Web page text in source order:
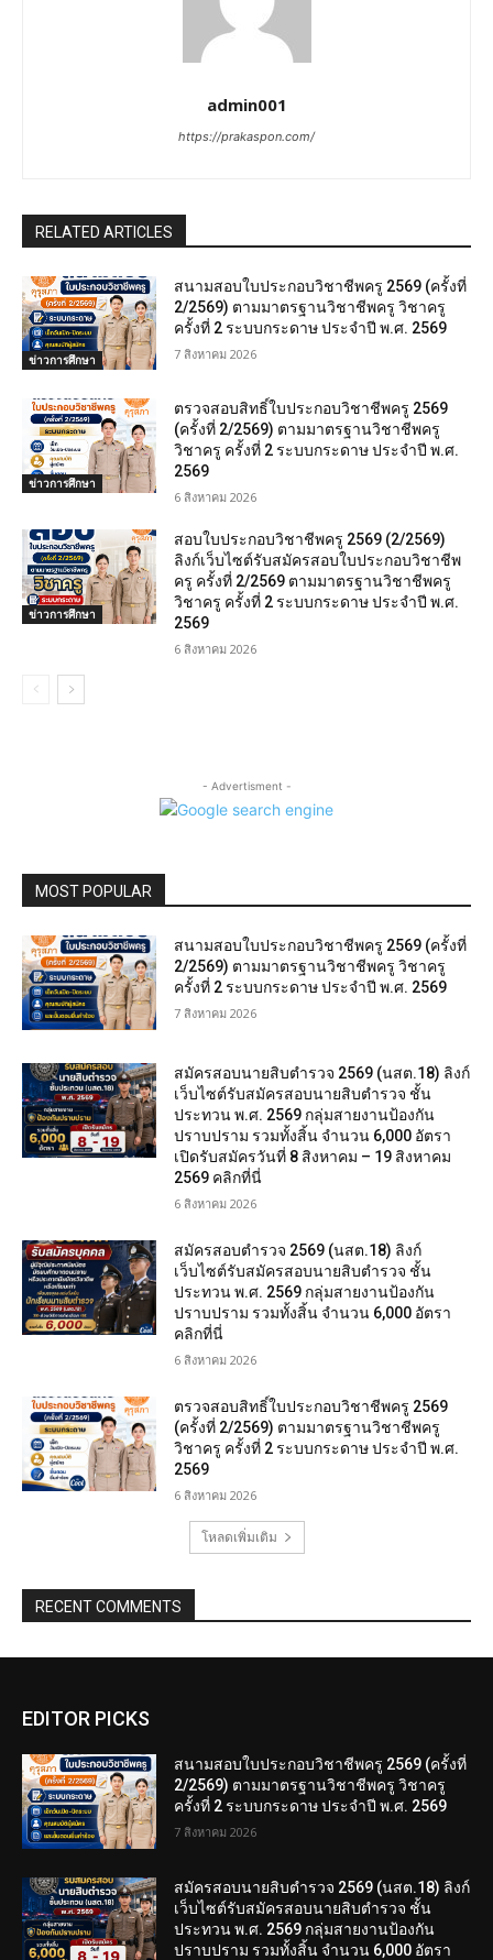
admin001
https://prakaspon.com/
RELATED ARTICLES
ข่าวการศึกษา
สนามสอบใบประกอบวิชาชีพครู 2569 (ครั้งที่
2/2569) ตามมาตรฐานวิชาชีพครู วิชาครู
ครั้งที่ 2 ระบบกระดาษ ประจำปี พ.ศ. 2569
7 สิงหาคม 2026
ข่าวการศึกษา
ตรวจสอบสิทธิ์ใบประกอบวิชาชีพครู 2569
(ครั้งที่ 2/2569) ตามมาตรฐานวิชาชีพครู
วิชาครู ครั้งที่ 2 ระบบกระดาษ ประจำปี พ.ศ.
2569
6 สิงหาคม 2026
ข่าวการศึกษา
สอบใบประกอบวิชาชีพครู 2569 (2/2569)
ลิงก์เว็บไซต์รับสมัครสอบใบประกอบวิชาชีพ
ครู ครั้งที่ 2/2569 ตามมาตรฐานวิชาชีพครู
วิชาครู ครั้งที่ 2 ระบบกระดาษ ประจำปี พ.ศ.
2569
6 สิงหาคม 2026
- Advertisment -
MOST POPULAR
สนามสอบใบประกอบวิชาชีพครู 2569 (ครั้งที่
2/2569) ตามมาตรฐานวิชาชีพครู วิชาครู
ครั้งที่ 2 ระบบกระดาษ ประจำปี พ.ศ. 2569
7 สิงหาคม 2026
สมัครสอบนายสิบตำรวจ 2569 (นสต.18) ลิงก์
เว็บไซต์รับสมัครสอบนายสิบตำรวจ ชั้น
ประทวน พ.ศ. 2569 กลุ่มสายงานป้องกัน
ปราบปราม รวมทั้งสิ้น จำนวน 6,000 อัตรา
เปิดรับสมัครวันที่ 8 สิงหาคม – 19 สิงหาคม
2569 คลิกที่นี่
6 สิงหาคม 2026
สมัครสอบตํารวจ 2569 (นสต.18) ลิงก์
เว็บไซต์รับสมัครสอบนายสิบตำรวจ ชั้น
ประทวน พ.ศ. 2569 กลุ่มสายงานป้องกัน
ปราบปราม รวมทั้งสิ้น จำนวน 6,000 อัตรา
คลิกที่นี่
6 สิงหาคม 2026
ตรวจสอบสิทธิ์ใบประกอบวิชาชีพครู 2569
(ครั้งที่ 2/2569) ตามมาตรฐานวิชาชีพครู
วิชาครู ครั้งที่ 2 ระบบกระดาษ ประจำปี พ.ศ.
2569
6 สิงหาคม 2026
โหลดเพิ่มเติม
RECENT COMMENTS
EDITOR PICKS
สนามสอบใบประกอบวิชาชีพครู 2569 (ครั้งที่
2/2569) ตามมาตรฐานวิชาชีพครู วิชาครู
ครั้งที่ 2 ระบบกระดาษ ประจำปี พ.ศ. 2569
7 สิงหาคม 2026
สมัครสอบนายสิบตำรวจ 2569 (นสต.18) ลิงก์
เว็บไซต์รับสมัครสอบนายสิบตำรวจ ชั้น
ประทวน พ.ศ. 2569 กลุ่มสายงานป้องกัน
ปราบปราม รวมทั้งสิ้น จำนวน 6,000 อัตรา